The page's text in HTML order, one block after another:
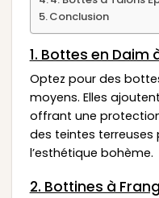
Conclusion
1. Bottes en Daim
Optez pour des
moyens. Elles
offrant une
des teintes terreuses
l’esthétique bohème.
2. Bottines à